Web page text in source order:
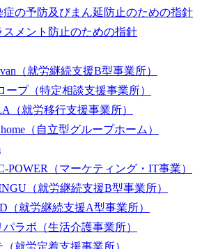
症の予防及びまん延防止のための指針
スメント防止のための指針
（就労継続支援B型事業所）
ープ （特定相談支援事業所）
（就労移行支援事業所）
（自立型グループホーム）
POWER （マーケティング・IT事業）
（就労継続支援B型事業所）
（就労継続支援A型事業所）
パラボ （生活介護事業所）